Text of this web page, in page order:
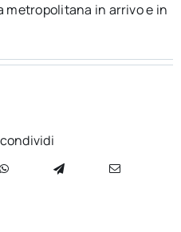
metropolitana in arrivo e in